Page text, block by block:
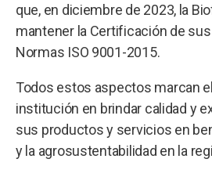
que, en diciembre de 2023, la
mantener la Certificación de
Normas ISO 9001-2015.
Todos estos aspectos marcan
institución en brindar calidad y
sus productos y servicios en
y la agrosustentabilidad en la